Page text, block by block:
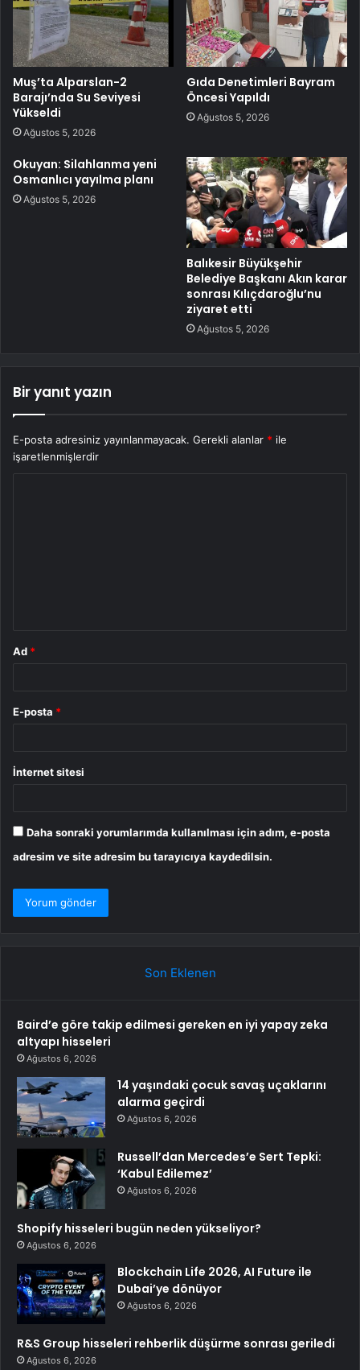
Muş’ta Alparslan-2
Barajı’nda Su Seviyesi
Yükseldi
Ağustos 5, 2026
Gıda Denetimleri Bayram
Öncesi Yapıldı
Ağustos 5, 2026
Okuyan: Silahlanma yeni
Osmanlıcı yayılma planı
Ağustos 5, 2026
Balıkesir Büyükşehir
Belediye Başkanı Akın karar
sonrası Kılıçdaroğlu’nu
ziyaret etti
Ağustos 5, 2026
Bir yanıt yazın
E-posta adresiniz yayınlanmayacak. Gerekli alanlar * ile
işaretlenmişlerdir
Ad *
E-posta *
İnternet sitesi
Daha sonraki yorumlarımda kullanılması için adım, e-posta
adresim ve site adresim bu tarayıcıya kaydedilsin.
Son Eklenen
Baird’e göre takip edilmesi gereken en iyi yapay zeka
altyapı hisseleri
Ağustos 6, 2026
14 yaşındaki çocuk savaş uçaklarını
alarma geçirdi
Ağustos 6, 2026
Russell’dan Mercedes’e Sert Tepki:
‘Kabul Edilemez’
Ağustos 6, 2026
Shopify hisseleri bugün neden yükseliyor?
Ağustos 6, 2026
Blockchain Life 2026, AI Future ile
Dubai’ye dönüyor
Ağustos 6, 2026
R&S Group hisseleri rehberlik düşürme sonrası geriledi
Ağustos 6, 2026